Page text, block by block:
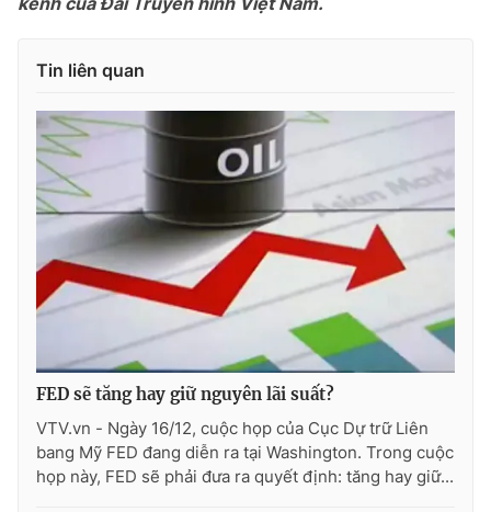
Video Shorts video
VTV Money VTV Thể thao
VTV Sức khoẻ Bất động sản
Thị trường 24h Tấm lòng Việt
VTV4 Vươn mình bằng AI
VTV9 VTV8
Tin liên quan
FED sẽ tăng hay giữ nguyên lãi suất?
VTV.vn - Ngày 16/12, cuộc họp của Cục Dự trữ Liên
bang Mỹ FED đang diễn ra tại Washington. Trong cuộc
họp này, FED sẽ phải đưa ra quyết định: tăng hay giữ...